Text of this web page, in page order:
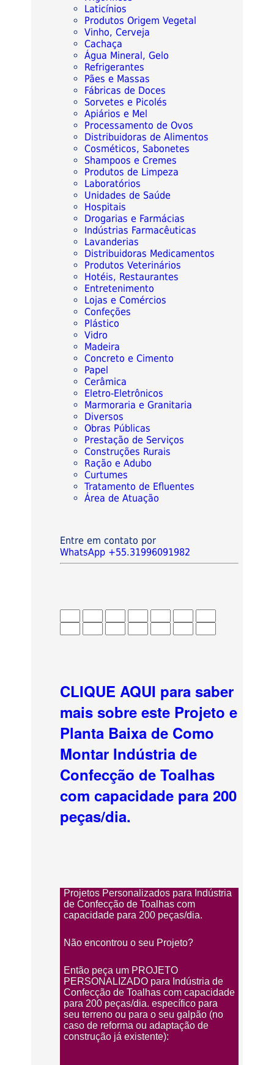
Laticínios
Produtos Origem Vegetal
Vinho, Cerveja
Cachaça
Água Mineral, Gelo
Refrigerantes
Pães e Massas
Fábricas de Doces
Sorvetes e Picolés
Apiários e Mel
Processamento de Ovos
Distribuidoras de Alimentos
Cosméticos, Sabonetes
Shampoos e Cremes
Produtos de Limpeza
Laboratórios
Unidades de Saúde
Hospitais
Drogarias e Farmácias
Indústrias Farmacêuticas
Lavanderias
Distribuidoras Medicamentos
Produtos Veterinários
Hotéis, Restaurantes
Entretenimento
Lojas e Comércios
Confeções
Plástico
Vidro
Madeira
Concreto e Cimento
Papel
Cerâmica
Eletro-Eletrônicos
Marmoraria e Granitaria
Diversos
Obras Públicas
Prestação de Serviços
Construções Rurais
Ração e Adubo
Curtumes
Tratamento de Efluentes
Área de Atuação
Entre em contato por
WhatsApp +55.31996091982
CLIQUE AQUI para saber
mais sobre este Projeto e
Planta Baixa de Como
Montar Indústria de
Confecção de Toalhas
com capacidade para 200
peças/dia.
Projetos Personalizados para Indústria
de Confecção de Toalhas com
capacidade para 200 peças/dia.
Não encontrou o seu Projeto?
Então peça um PROJETO
PERSONALIZADO para Indústria de
Confecção de Toalhas com capacidade
para 200 peças/dia. específico para
seu terreno ou para o seu galpão (no
caso de reforma ou adaptação de
construção já existente):